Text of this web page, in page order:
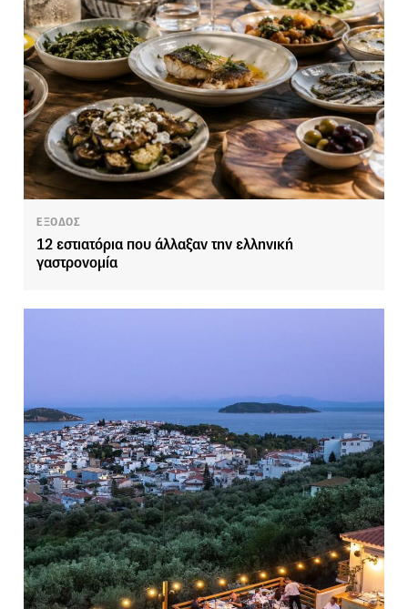
ΕΞΟΔΟΣ
12 εστιατόρια που άλλαξαν την ελληνική
γαστρονομία